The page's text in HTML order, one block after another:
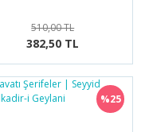
510,00 TL
382,50 TL
%25